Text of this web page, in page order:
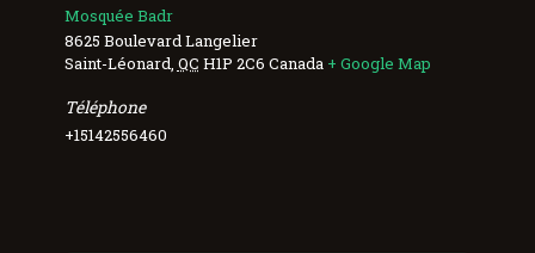
Mosquée Badr
8625 Boulevard Langelier
Saint-Léonard QC H1P 2C6 Canada + Google Map
Téléphone
+15142556460